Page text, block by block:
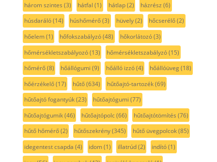
három szintes (3) hátfal (1) hátlap(2) házrész (6)
húsdaráló(14) húshőmérő(3) hüvely(2) hőcserélő(2)
hőelem(1) hőfokszabályzó(48) hőkorlátozó(3)
hőmérsékletszabályozó(13) hőmérsékletszabályzó(15)
hőmérő(8) hőállógumi (9) hőálló izzó(4) hőállóüveg(18)
hőérzékelő(17) hűtő(634) hűtőajtó-tartozék(69)
hűtőajtó fogantyúk(23) hűtőajtógumi (77)
hűtőajtógumik(46) hűtőajtópolc(66) hűtőajtótömítés (76)
hűtő hőmérő(2) hűtőszekrény(345) hűtő üvegpolcok(85)
idegentest csapda (4) idom(1) illatrúd(2) indító(1)